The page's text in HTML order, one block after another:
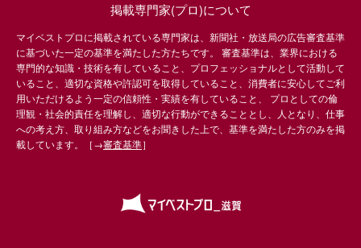
掲載専門家(プロ)について
マイベストプロに掲載されている専門家は、新聞社・放送局の広告審査基準
に基づいた一定の基準を満たした方たちです。 審査基準は、業界における
専門的な知識・技術を有していること、プロフェッショナルとして活動して
いること、適切な資格や許認可を取得していること、消費者に安心してご利
用いただけるよう一定の信頼性・実績を有していること、 プロとしての倫
理観・社会的責任を理解し、適切な行動ができることとし、人となり、仕事
への考え方、取り組み方などをお聞きした上で、基準を満たした方のみを掲
載しています。［→審査基準］